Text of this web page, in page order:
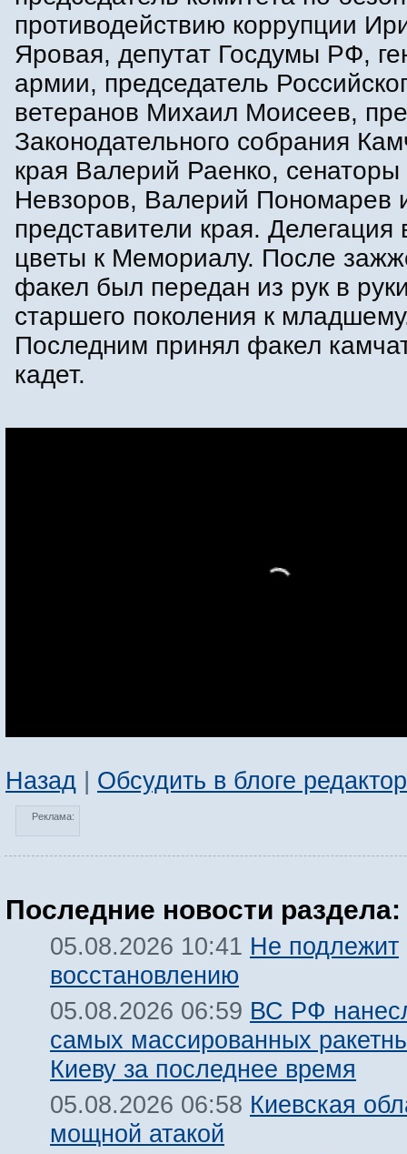
противодействию коррупции
Яровая, депутат Госдумы РФ,
армии, председатель
ветеранов Михаил Моисеев,
Законодательного собрания
края Валерий Раенко,
Невзоров, Валерий Пономарев
представители края. Делегация
цветы к Мемориалу. После
факел был передан из рук в
старшего поколения к
Последним принял факел
кадет.
Назад | Обсудить в блоге
Реклама:
Последние новости раздела:
05.08.2026 10:41 Не подлежит
восстановлению
05.08.2026 06:59 ВС РФ
самых массированных
Киеву за последнее время
05.08.2026 06:58 Киевская
мощной атакой